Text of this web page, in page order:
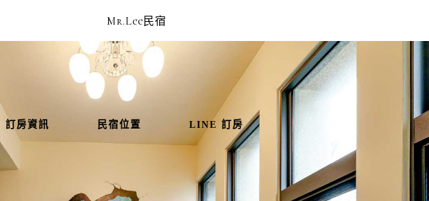
訂房資訊 民宿位置 LINE 訂房
Mr.Lee民宿